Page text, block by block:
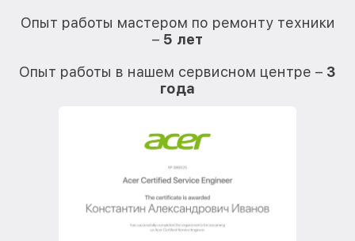
Опыт работы мастером по ремонту техники
– 5 лет
Опыт работы в нашем сервисном центре – 3
года